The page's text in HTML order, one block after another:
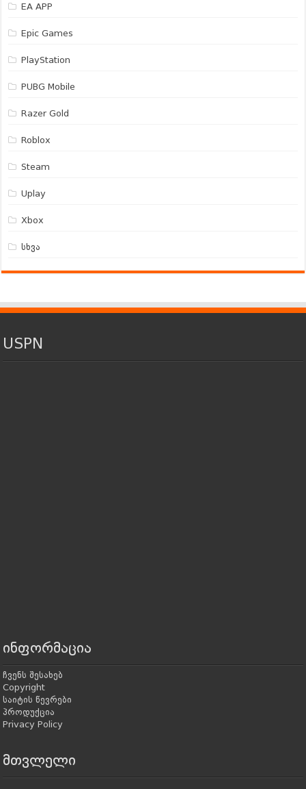
EA APP
Epic Games
PlayStation
PUBG Mobile
Razer Gold
Roblox
Steam
Uplay
Xbox
სხვა
USPN
ინფორმაცია
ჩვენს შესახებ
Copyright
საიტის წევრები
პროდუქცია
Privacy Policy
მთვლელი